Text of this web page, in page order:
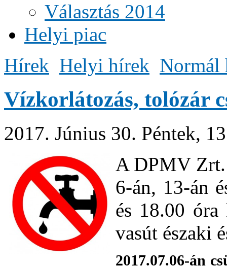
Választás 2014
Helyi piac
Hírek Helyi hírek Normál
Vízkorlátozás, tolózár
2017. Június 30. Péntek,
A DPMV
6-án, 13-án
és 18.00
vasút északi
2017.07.06-án